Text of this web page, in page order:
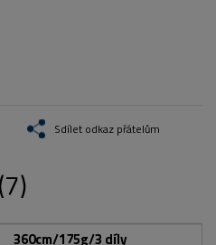
Sdílet odkaz přátelům
360cm/175g/3 díly